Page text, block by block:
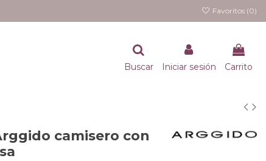
Favoritos (0)
Buscar Iniciar sesión Carrito
camisero con